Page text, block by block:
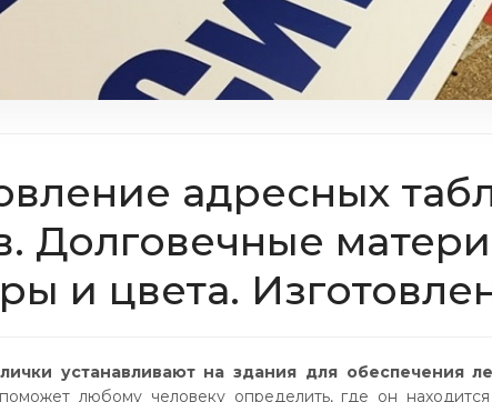
адресных
Долговечные
и цвета.
устанавливают на здания для обеспечения
любому человеку определить, где он